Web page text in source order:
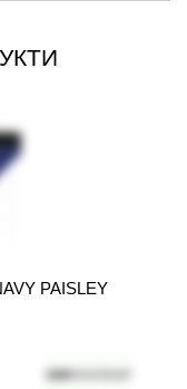
PAISLEY